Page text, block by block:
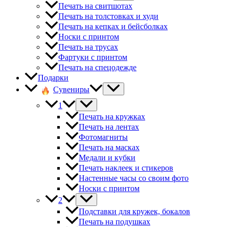
Печать на свитшотах
Печать на толстовках и худи
Печать на кепках и бейсболках
Носки с принтом
Печать на трусах
Фартуки с принтом
Печать на спецодежде
Подарки
Сувениры
1
Печать на кружках
Печать на лентах
Фотомагниты
Печать на масках
Медали и кубки
Печать наклеек и стикеров
Настенные часы со своим фото
Носки с принтом
2
Подставки для кружек, бокалов
Печать на подушках